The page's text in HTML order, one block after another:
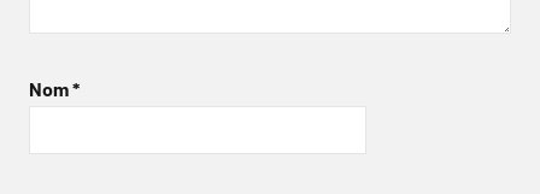
Nom*